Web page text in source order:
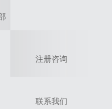
注册咨询
联系我们